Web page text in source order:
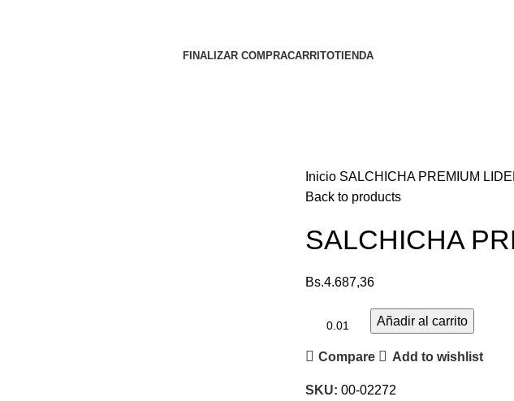
FINALIZAR COMPRACARRITOTIENDA
Inicio SALCHICHA PREMIUM
Back to products
SALCHICHA
Bs.4.687,36
Añadir al carrito
Compare Add to wishlist
SKU: 00-02272